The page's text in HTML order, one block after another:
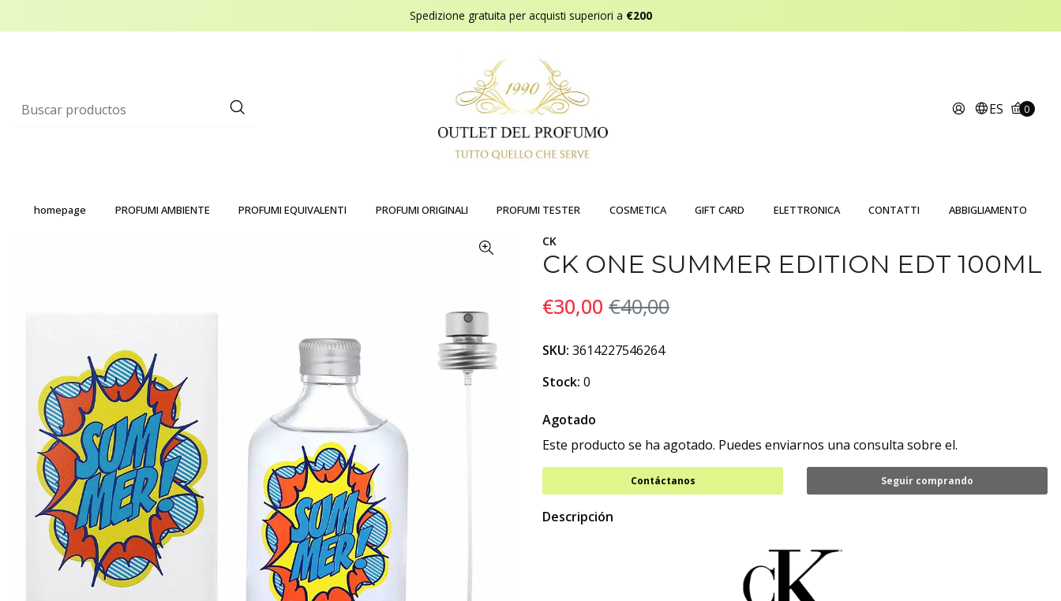
Spedizione gratuita per acquisti superiori a €200
ES 0
homepage PROFUMI AMBIENTE PROFUMI EQUIVALENTI PROFUMI ORIGINALI PROFUMI TESTER COSMETICA GIFT CARD ELETTRONICA CONTATTI ABBIGLIAMENTO
CK
CK ONE SUMMER EDITION EDT 100ML
€30,00 €40,00
SKU: 3614227546264
Stock: 0
Agotado
Este producto se ha agotado. Puedes enviarnos una consulta sobre el.
Contáctanos Seguir comprando
Descripción